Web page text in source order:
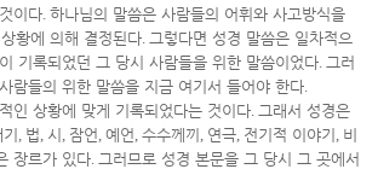
이다. 하나님의 말씀은 사람들의 어휘와 사고방식을
황에 의해 결정된다. 그렇다면 성경 말씀은 일차적으
기록되었던 그 당시 사람들을 위한 말씀이었다. 그러
람들의 위한 말씀을 지금 여기서 들어야 한다.
인 상황에 맞게 기록되었다는 것이다. 그래서 성경은
, 법, 시 , 잠언, 예언, 수수께끼 , 연극, 전기적 이야기 , 비
장르가 있다. 그러므로 성경 본문을 그 당시 그 곳에서